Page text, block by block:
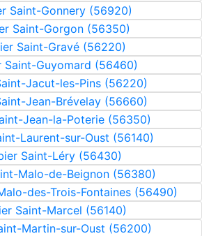
Saint-Gonnery (56920)
Saint-Gorgon (56350)
Saint-Gravé (56220)
Saint-Guyomard (56460)
Jacut-les-Pins (56220)
Jean-Brévelay (56660)
Jean-la-Poterie (56350)
Laurent-sur-Oust (56140)
Saint-Léry (56430)
Malo-de-Beignon (56380)
des-Trois-Fontaines (56490)
Saint-Marcel (56140)
Martin-sur-Oust (56200)